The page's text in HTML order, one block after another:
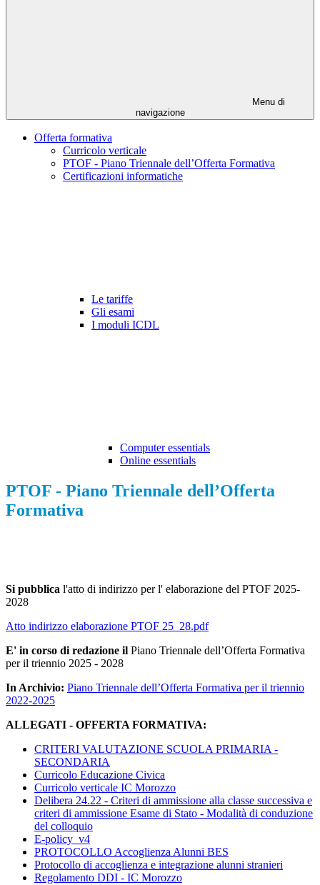
Menu di
navigazione
Offerta formativa
Curricolo verticale
PTOF - Piano Triennale dell’Offerta Formativa
Certificazioni informatiche
Le tariffe
Gli esami
I moduli ICDL
Computer essentials
Online essentials
PTOF - Piano Triennale dell’Offerta
Formativa
Si pubblica l'atto di indirizzo per l' elaborazione del PTOF 2025-
2028
Atto indirizzo elaborazione PTOF 25_28.pdf
E' in corso di redazione il Piano Triennale dell’Offerta Formativa
per il triennio 2025 - 2028
In Archivio: Piano Triennale dell’Offerta Formativa per il triennio
2022-2025
ALLEGATI - OFFERTA FORMATIVA:
CRITERI VALUTAZIONE SCUOLA PRIMARIA -
SECONDARIA
Curricolo Educazione Civica
Curricolo verticale IC Morozzo
Delibera 24.22 - Criteri di ammissione alla classe successiva e
criteri di ammissione Esame di Stato - Modalità di conduzione
del colloquio
E-policy_v4
PROTOCOLLO Accoglienza Alunni BES
Protocollo di accoglienza e integrazione alunni stranieri
Regolamento DDI - IC Morozzo